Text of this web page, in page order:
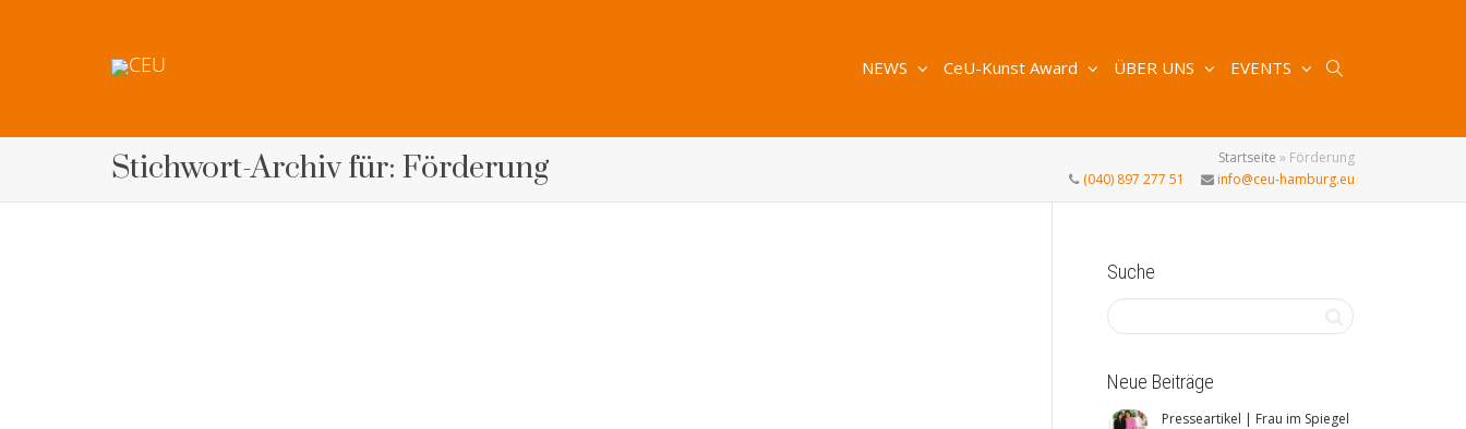
NEWS CeU-Kunst Award ÜBER UNS EVENTS
Stichwort-Archiv für: Förderung Startseite » Förderung
(040) 897 277 51
info@ceu-hamburg.eu
Suche
Neue Beiträge
Presseartikel | Frau im Spiegel